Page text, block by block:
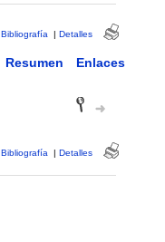
Bibliografía | Detalles
Resumen Enlaces
Bibliografía | Detalles